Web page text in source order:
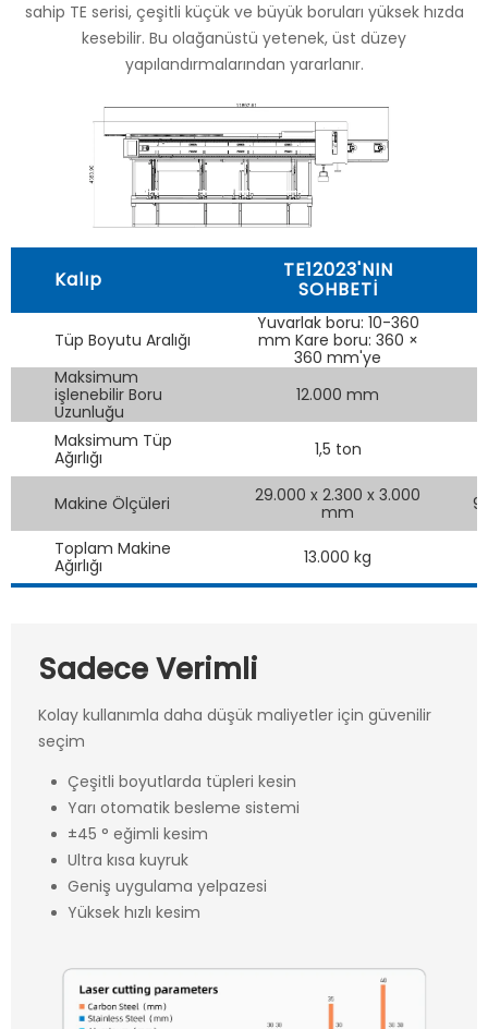
sahip TE serisi, çeşitli küçük ve büyük boruları yüksek hızda
kesebilir. Bu olağanüstü yetenek, üst düzey
yapılandırmalarından yararlanır.
Kalıp TE12023'NIN
SOHBETİ
Tüp Boyutu Aralığı
Yuvarlak boru: 10-360
mm Kare boru: 360 ×
360 mm'ye
Maksimum
işlenebilir Boru
Uzunluğu
12.000 mm
Maksimum Tüp
Ağırlığı
1,5 ton
Makine Ölçüleri
29.000 x 2.300 x 3.000
mm
Toplam Makine
Ağırlığı
13.000 kg
Sadece Verimli
Kolay kullanımla daha düşük maliyetler için güvenilir
seçim
Çeşitli boyutlarda tüpleri kesin
Yarı otomatik besleme sistemi
±45 ° eğimli kesim
Ultra kısa kuyruk
Geniş uygulama yelpazesi
Yüksek hızlı kesim